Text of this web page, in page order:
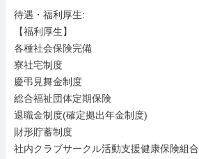
待遇・福利厚生:
【福利厚生】
各種社会保険完備
寮社宅制度
慶弔見舞金制度
総合福祉団体定期保険
退職金制度(確定拠出年金制度)
財形貯蓄制度
社内クラブサークル活動支援健康保険組合